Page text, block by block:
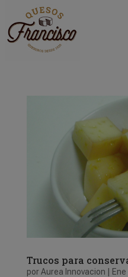
Trucos para
porAurea Innovacion